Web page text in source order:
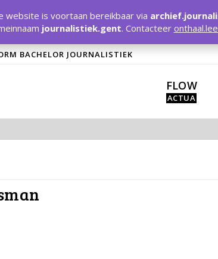
BACHELOR JOURNALISTIEK
FLOW
is voortaan bereikbaar via
journalistiek.gent. Contacteer